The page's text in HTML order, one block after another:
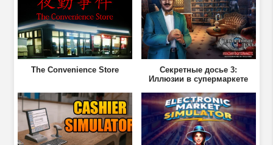
The Convenience Store
Секретные досье 3:
Иллюзии в супермаркете